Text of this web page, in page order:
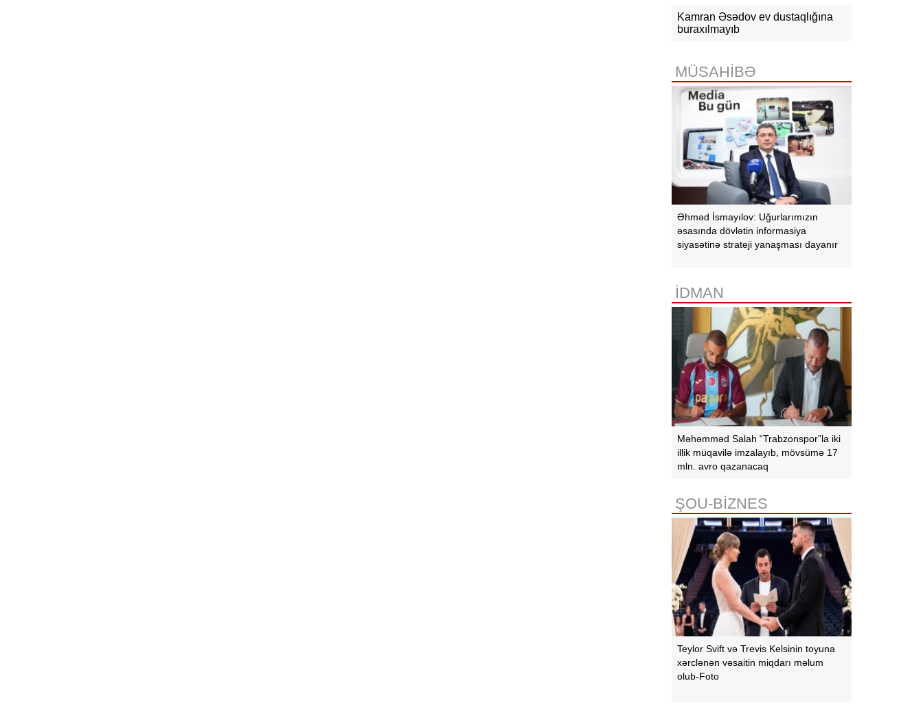
alacaq
etməkdə şübhəli bilinən şəxslər
saxlanılıb
17:23 Bakı və Zəngilanda yaşıllıqlar
qanunsuz kəsilib, təbiətə 83 840
manatlıq ziyan dəyib
Kamran Əsədov ev dustaqlığına
buraxılmayıb
MÜSAHİBƏ
Əhməd İsmayılov: Uğurlarımızın
əsasında dövlətin informasiya
siyasətinə strateji yanaşması dayanır
İDMAN
Məhəmməd Salah “Trabzonspor”la iki
illik müqavilə imzalayıb, mövsümə 17
mln. avro qazanacaq
ŞOU-BİZNES
Teylor Svift və Trevis Kelsinin toyuna
xərclənən vəsaitin miqdarı məlum
olub-Foto